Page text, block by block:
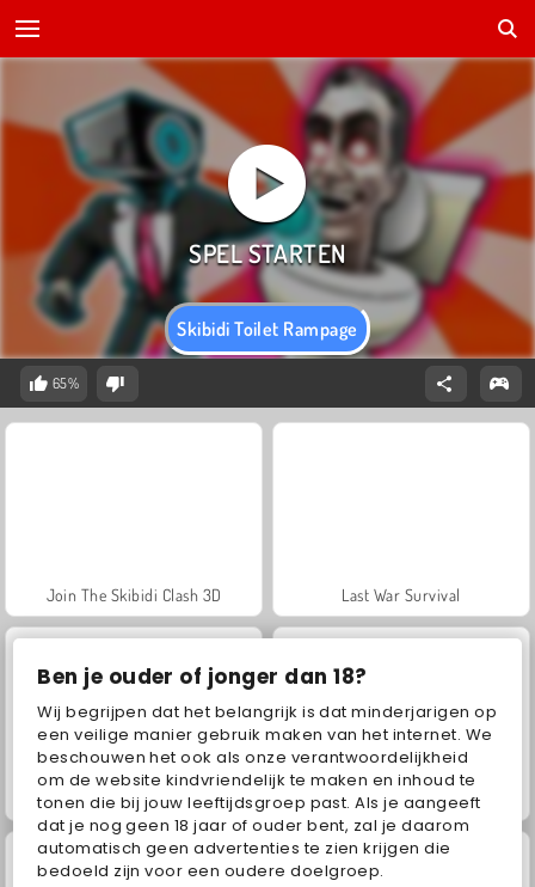
Ben je ouder of jonger dan 18?
Wij begrijpen dat het belangrijk is dat minderjarigen op
een veilige manier gebruik maken van het internet. We
beschouwen het ook als onze verantwoordelijkheid
om de website kindvriendelijk te maken en inhoud te
tonen die bij jouw leeftijdsgroep past. Als je aangeeft
dat je nog geen 18 jaar of ouder bent, zal je daarom
automatisch geen advertenties te zien krijgen die
bedoeld zijn voor een oudere doelgroep.
Skibidi Toilet Rampage
65%
Join The Skibidi Clash 3D Last War Survival
Parkour Block Obby Juice Merge